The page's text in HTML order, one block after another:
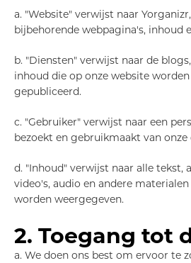
a. "Website" verwijst naar
bijbehorende webpagina's, inhoud
b. "Diensten" verwijst naar de
inhoud die op onze website
gepubliceerd.
c. "Gebruiker" verwijst naar een
bezoekt en gebruikmaakt van onze
d. "Inhoud" verwijst naar alle tekst,
video's, audio en andere
worden weergegeven.
2. Toegang tot
a. We doen ons best om ervoor te